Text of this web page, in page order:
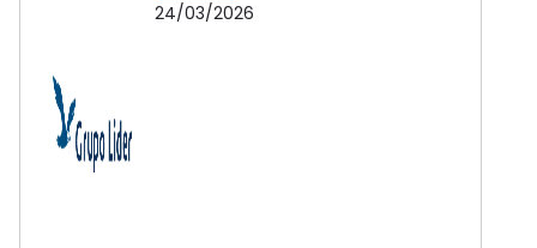
24/03/2026